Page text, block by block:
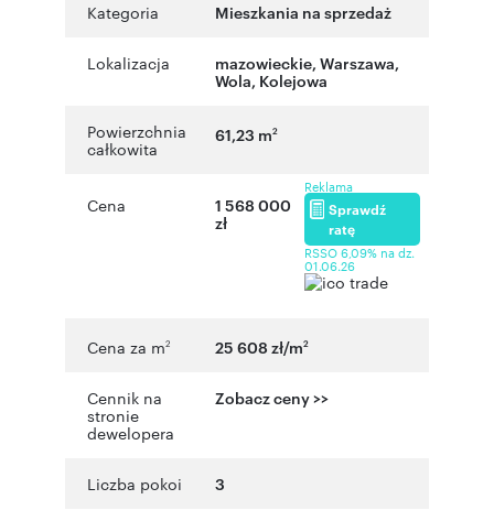
Kategoria Mieszkania na sprzedaż
Lokalizacja mazowieckie, Warszawa,
Wola, Kolejowa
Powierzchnia
całkowita
61,23 m2
Cena
1 568 000
zł
Reklama
Sprawdź
ratę
RSSO 6,09% na dz.
01.06.26
Cena za m2 25 608 zł/m2
Cennik na
stronie
dewelopera
Zobacz ceny >>
Liczba pokoi 3